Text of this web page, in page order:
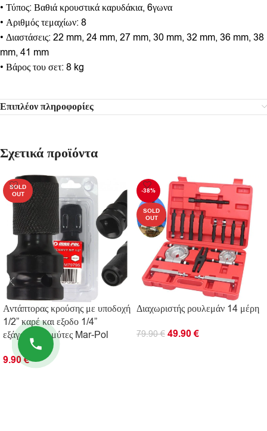
• Τύπος: Βαθιά κρουστικά καρυδάκια, 6γωνα
• Αριθμός τεμαχίων: 8
• Διαστάσεις: 22 mm, 24 mm, 27 mm, 30 mm, 32 mm, 36 mm, 38
mm, 41 mm
• Βάρος του σετ: 8 kg
Επιπλέον πληροφορίες
Σχετικά προϊόντα
SOLD
OUT
Αντάπτορας κρούσης με υποδοχή
1/2” καρέ και εξοδο 1/4”
εξάγωνο για μύτες Mar-Pol
9.90€
-38%
SOLD
OUT
Διαχωριστής ρουλεμάν 14 μέρη
79.90€ 49.90€